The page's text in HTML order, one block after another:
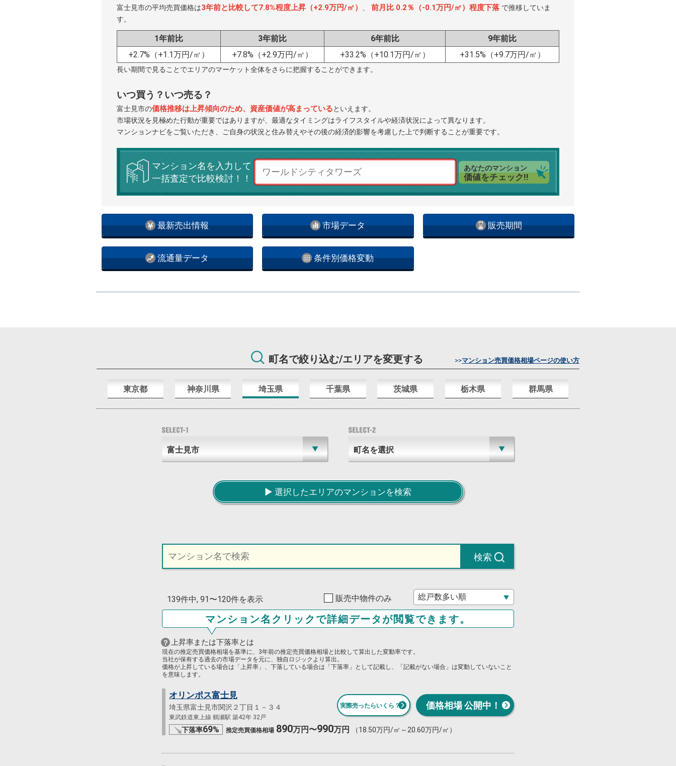
最新売出情報 市場データ 販売期間
流通量データ 条件別価格変動
富士見市の平均売買価格は3年前と比較して7.8%程度上昇（+2.9万円/㎡） 、 前月比 0.2％（-0.1万円/㎡）程度下落 で推移していま
す。
1年前比 3年前比 6年前比
9年前比
+2.7% （+1.1万円/㎡） +7.8% （+2.9万円/㎡） +33.2% （+10.1万円/㎡） +31.5% （+9.7万円/㎡）
長い期間で見ることでエリアのマーケット全体をさらに把握することができます。
いつ買う？いつ売る？
富士見市の価格推移は上昇傾向のため、資産価値が高まっているといえます。
市場状況を見極めた行動が重要ではありますが、最適なタイミングはライフスタイルや経済状況によって異なります。
マンションナビをご覧いただき、ご自身の状況と住み替えやその後の経済的影響を考慮した上で判断することが重要です。
マンション名を入力して
一括査定で比較検討！！
あなたのマンション
価値をチェック!!
町名で絞り込む/エリアを変更する >>マンション売買価格相場ページの使い方
東京都 神奈川県 埼玉県 千葉県 茨城県 栃木県 群馬県
▶︎ 選択したエリアのマンションを検索
検索
139件中, 91〜120件を表示 販売中物件のみ
マンション名クリックで詳細データが閲覧できます。
上昇率または下落率とは
現在の推定売買価格相場を基準に、3年前の推定売買価格相場と比較して算出した変動率です。
当社が保有する過去の市場データを元に、独自ロジックより算出。
価格が上昇している場合は「上昇率」、下落している場合は「下落率」として記載し、「記載がない場合」は変動していないこと
を意味します。
オリンポス富士見
埼玉県富士見市関沢２丁目１－３４
東武鉄道東上線 鶴瀬駅 築42年 32戸
実際売ったらいくら？ 価格相場 公開中！
下落率69% 推定売買価格相場 890万円〜990万円 （18.50万円/㎡～20.60万円/㎡）